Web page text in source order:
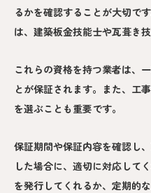
るかを確認することが大切で
は、建築板金技能士や瓦葺き
これらの資格を持つ業者は、
とが保証されます。また、工
を選ぶことも重要です。
保証期間や保証内容を確認し
した場合に、適切に対応して
を発行してくれるか、定期的